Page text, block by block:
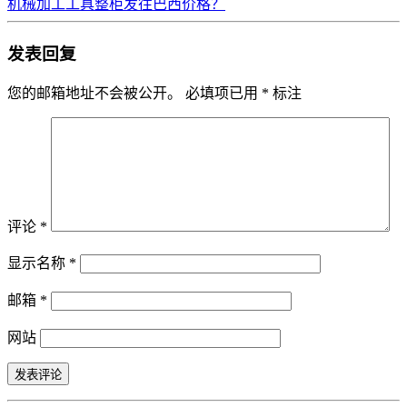
机械加工工具整柜发往巴西价格？
发表回复
您的邮箱地址不会被公开。 必填项已用 * 标注
评论 *
显示名称 *
邮箱 *
网站